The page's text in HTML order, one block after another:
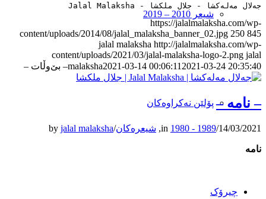
شیعر 2010 – 2019
پۆلێن نەکراوەکان
چیرۆک
جەلال مەلەکشا - جلال ملکشا - Jalal Malaksha
https://jalalmalaksha.com/wp-
content/uploads/2014/08/jalal_malaksha_banner_02.jpg 250 845
jalal malaksha http://jalalmalaksha.com/wp-
content/uploads/2021/03/jalal-malaksha-logo-2.png jalal
malaksha2021-03-14 00:06:11 2021-03-24 20:35:40 – بێ‌وڵات –
– نامه –
14/03/2021
/
in 1980 - 1989
, شیعرەکان/
by jalal malaksha
نامه